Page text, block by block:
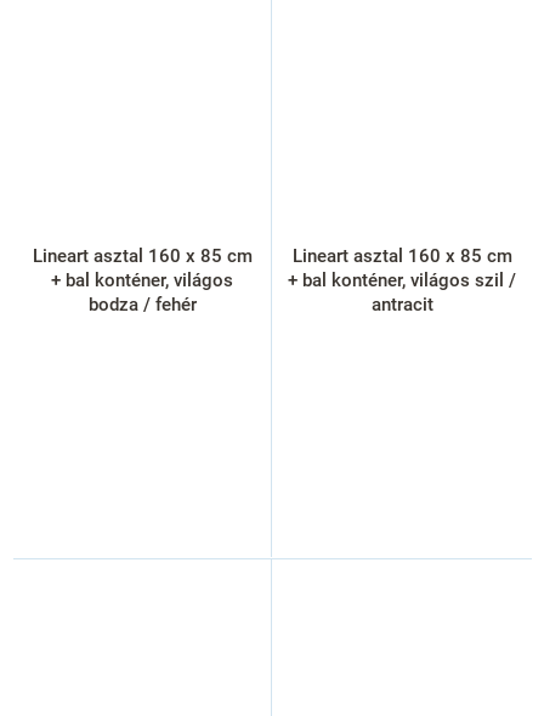
Lineart asztal 160 x 85 cm
+ bal konténer, világos
bodza / fehér
Lineart asztal 160 x 85 cm
+ bal konténer, világos szil /
antracit